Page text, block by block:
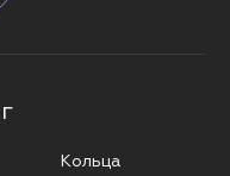
Кольца